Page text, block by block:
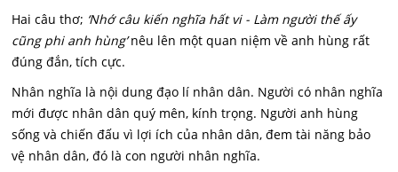
Hai câu thơ; ‘Nhớ câu kiến nghĩa hất vi - Làm người thế ấy
cũng phi anh hùng’nêu lên một quan niệm về anh hùng rất
đúng đắn, tích cực.
Nhân nghĩa là nội dung đạo lí nhân dân. Người có nhân nghĩa
mới được nhân dân quý mên, kính trọng. Người anh hùng
sống và chiến đấu vì lợi ích của nhân dân, đem tài năng bảo
vệ nhân dân, đó là con người nhân nghĩa.